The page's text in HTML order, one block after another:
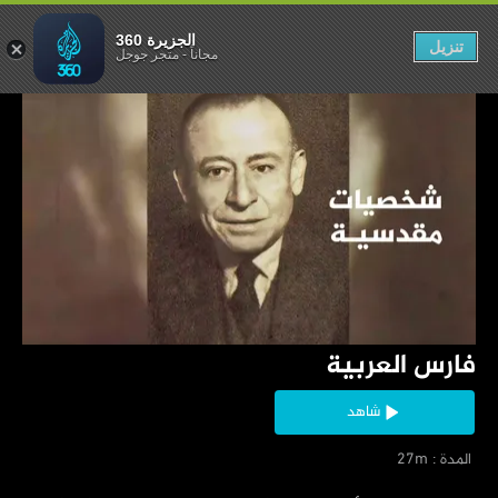
‏فارس العربية
شاهد
‏ المدة : 27m
فارس العربية
الجزيرة 360
مجاناً-متجر جوجل تنزيل